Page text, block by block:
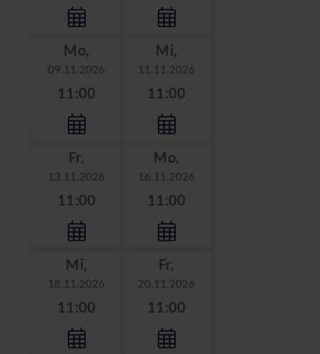
Mo,
09.11.2026
11:00
Mi,
11.11.2026
11:00
Fr,
13.11.2026
11:00
Mo,
16.11.2026
11:00
Mi,
18.11.2026
11:00
Fr,
20.11.2026
11:00